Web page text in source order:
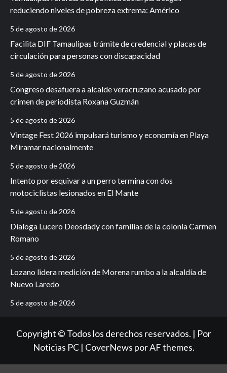
reduciendo niveles de pobreza extrema: Américo
5 de agosto de 2026
Facilita DIF Tamaulipas trámite de credencial y placas de
circulación para personas con discapacidad
5 de agosto de 2026
Congreso desafuera a alcalde veracruzano acusado por
crimen de periodista Roxana Guzmán
5 de agosto de 2026
Vintage Fest 2026 impulsará turismo y economía en Playa
Miramar nacionalmente
5 de agosto de 2026
Intento por esquivar a un perro termina con dos
motociclistas lesionados en El Mante
5 de agosto de 2026
Dialoga Lucero Deosdady con familias de la colonia Carmen
Romano
5 de agosto de 2026
Lozano lidera medición de Morena rumbo a la alcaldía de
Nuevo Laredo
5 de agosto de 2026
Copyright © Todos los derechos reservados. | Por
Noticias PC | CoverNews por AF themes.